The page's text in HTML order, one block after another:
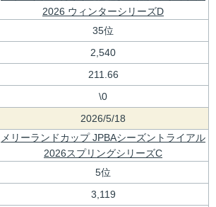
2026 ウィンターシリーズD
35位
2,540
211.66
\0
2026/5/18
メリーランドカップ JPBAシーズントライアル
2026スプリングシリーズC
5位
3,119